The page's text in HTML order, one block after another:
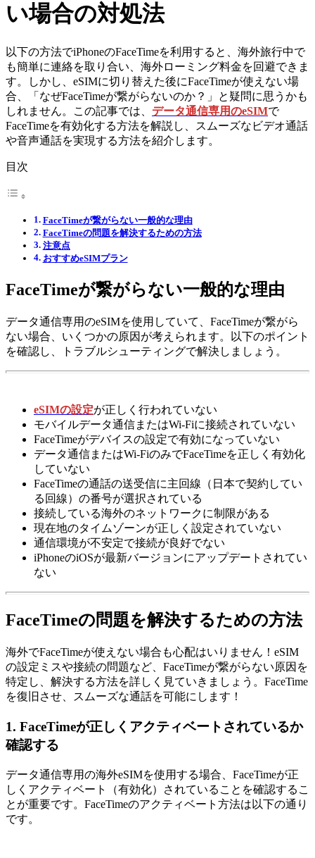
い場合の対処法
以下の方法でiPhoneのFaceTimeを利用すると、海外旅行中で
も簡単に連絡を取り合い、海外ローミング料金を回避できま
す。しかし、eSIMに切り替えた後にFaceTimeが使えない場
合、「なぜFaceTimeが繋がらないのか？」と疑問に思うかも
しれません。この記事では、 データ通信専用のeSIMで
FaceTimeを有効化する方法を解説し、スムーズなビデオ通話
や音声通話を実現する方法を紹介します。
目次
FaceTimeが繋がらない一般的な理由
FaceTimeの問題を解決するための方法
注意点
おすすめeSIMプラン
FaceTimeが繋がらない一般的な理由
データ通信専用のeSIMを使用していて、FaceTimeが繋がら
ない場合、いくつかの原因が考えられます。以下のポイント
を確認し、トラブルシューティングで解決しましょう。
eSIMの設定が正しく行われていない
モバイルデータ通信またはWi-Fiに接続されていない
FaceTimeがデバイスの設定で有効になっていない
データ通信またはWi-FiのみでFaceTimeを正しく有効化
していない
FaceTimeの通話の送受信に主回線（日本で契約してい
る回線）の番号が選択されている
接続している海外のネットワークに制限がある
現在地のタイムゾーンが正しく設定されていない
通信環境が不安定で接続が良好でない
iPhoneのiOSが最新バージョンにアップデートされてい
ない
FaceTimeの問題を解決するための方法
海外でFaceTimeが使えない場合も心配はいりません！eSIM
の設定ミスや接続の問題など、FaceTimeが繋がらない原因を
特定し、解決する方法を詳しく見ていきましょう。FaceTime
を復旧させ、スムーズな通話を可能にします！
1. FaceTimeが正しくアクティベートされているか
確認する
データ通信専用の海外eSIMを使用する場合、FaceTimeが正
しくアクティベート（有効化）されていることを確認するこ
とが重要です。FaceTimeのアクティベート方法は以下の通り
です。